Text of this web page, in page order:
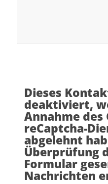
Dieses
deaktiviert,
Annahme des
reCaptcha-
abgelehnt
Überprüfung
Formular
Nachrichten